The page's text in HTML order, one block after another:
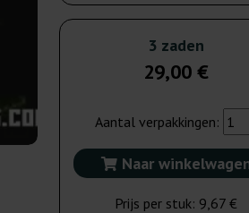
3 zaden
29,00 €
Aantal verpakkingen:
Naar
Prijs per stuk: 9,67 €